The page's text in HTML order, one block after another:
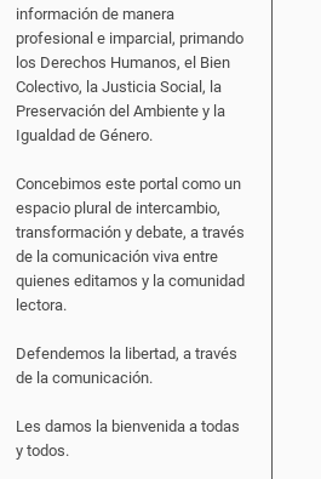
información de manera
profesional e imparcial, primando
los Derechos Humanos, el Bien
Colectivo, la Justicia Social, la
Preservación del Ambiente y la
Igualdad de Género.
Concebimos este portal como un
espacio plural de intercambio,
transformación y debate, a través
de la comunicación viva entre
quienes editamos y la comunidad
lectora.
Defendemos la libertad, a través
de la comunicación.
Les damos la bienvenida a todas
y todos.